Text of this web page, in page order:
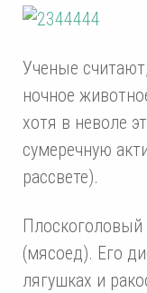
Ученые
ночное
хотя в неволе
сумеречную
рассвете).
(мясоед). Его
лягушках и